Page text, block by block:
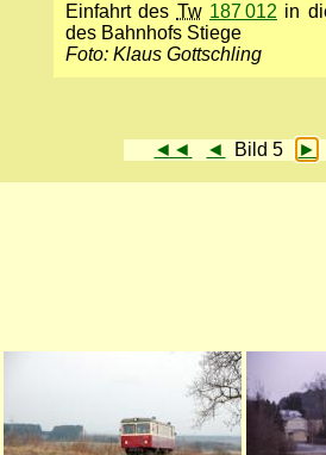
Einfahrt des Tw 187 012 in
des Bahnhofs Stiege
Foto: Klaus Gottschling
◄◄ ◄ Bild 5 ►